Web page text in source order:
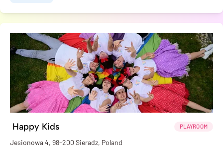
️ Happy Kids PLAYROOM
Jesionowa 4, 98-200 Sieradz, Poland